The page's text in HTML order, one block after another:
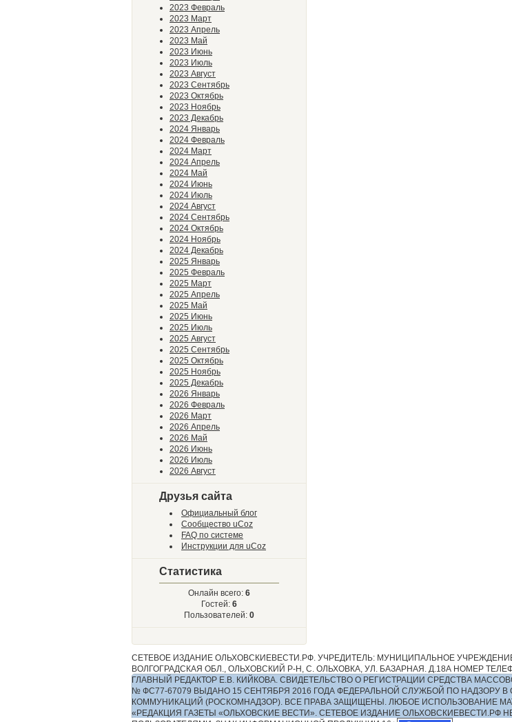
2023 Февраль
2023 Март
2023 Апрель
2023 Май
2023 Июнь
2023 Июль
2023 Август
2023 Сентябрь
2023 Октябрь
2023 Ноябрь
2023 Декабрь
2024 Январь
2024 Февраль
2024 Март
2024 Апрель
2024 Май
2024 Июнь
2024 Июль
2024 Август
2024 Сентябрь
2024 Октябрь
2024 Ноябрь
2024 Декабрь
2025 Январь
2025 Февраль
2025 Март
2025 Апрель
2025 Май
2025 Июнь
2025 Июль
2025 Август
2025 Сентябрь
2025 Октябрь
2025 Ноябрь
2025 Декабрь
2026 Январь
2026 Февраль
2026 Март
2026 Апрель
2026 Май
2026 Июнь
2026 Июль
2026 Август
Друзья сайта
Официальный блог
Сообщество uCoz
FAQ по системе
Инструкции для uCoz
Статистика
Онлайн всего: 6
Гостей: 6
Пользователей: 0
СЕТЕВОЕ ИЗДАНИЕ ОЛЬХОВСКИЕВЕСТИ.РФ. УЧРЕДИТЕЛЬ: МУНИЦИПАЛЬНОЕ
ВОЛГОГРАДСКАЯ ОБЛ., ОЛЬХОВСКИЙ Р-Н, С. ОЛЬХОВКА, УЛ. БАЗАРНАЯ. Д.18А НОМЕР
ГЛАВНЫЙ РЕДАКТОР Е.В. КИЙКОВА. СВИДЕТЕЛЬСТВО О РЕГИСТРАЦИИ СРЕДСТВА
№ ФС77-67079 ВЫДАНО 15 СЕНТЯБРЯ 2016 ГОДА ФЕДЕРАЛЬНОЙ СЛУЖБОЙ ПО
КОММУНИКАЦИЙ (РОСКОМНАДЗОР). ВСЕ ПРАВА ЗАЩИЩЕНЫ. ЛЮБОЕ ИСПОЛЬЗОВАНИЕ
«РЕДАКЦИЯ ГАЗЕТЫ «ОЛЬХОВСКИЕ ВЕСТИ». СЕТЕВОЕ ИЗДАНИЕ